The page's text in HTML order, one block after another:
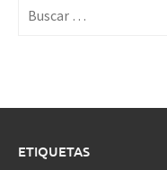
ETIQUETAS